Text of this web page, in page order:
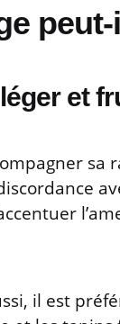
et
il est